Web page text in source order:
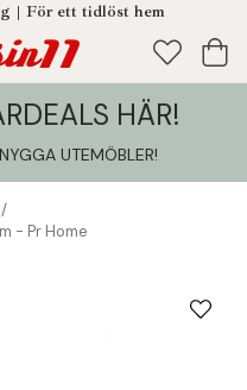
| För ett tidlöst hem
HÄR!
UTEMÖBLER!
/
- Pr Home